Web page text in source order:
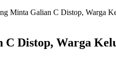
Minta Galian C Distop, Warga
Distop, Warga